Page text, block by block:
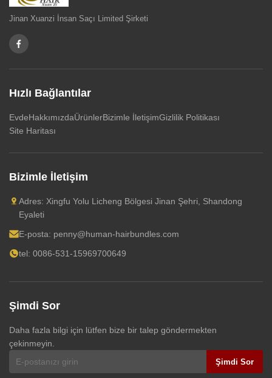
Jinan Xuanzi İnsan Saçı Limited Şirketi
Hızlı Bağlantılar
EvdeHakkımızdaÜrünlerBizimle İletişimGizlilik Politikası
Site Haritası
Bizimle İletişim
Adres: Xingfu Yolu Licheng Bölgesi Jinan Şehri, Shandong
Eyaleti
E-posta: penny@human-hairbundles.com
tel: 0086-531-15969700649
Şimdi Sor
Daha fazla bilgi için lütfen bize bir talep göndermekten
çekinmeyin.
Şimdi Sor